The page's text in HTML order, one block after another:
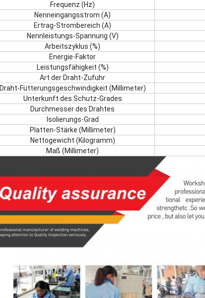
Frequenz (Hz)
Nenneingangsstrom (A)
Ertrag-Strombereich (A)
Nennleistungs-Spannung (V)
Arbeitszyklus (%)
Energie-Faktor
Leistungsfähigkeit (%)
Art der Draht-Zufuhr
Draht-Fütterungsgeschwindigkeit (Millimeter)
Unterkunft des Schutz-Grades
Durchmesser des Drahtes
Isolierungs-Grad
Platten-Stärke (Millimeter)
Nettogewicht (Kilogramm)
Maß (Millimeter)